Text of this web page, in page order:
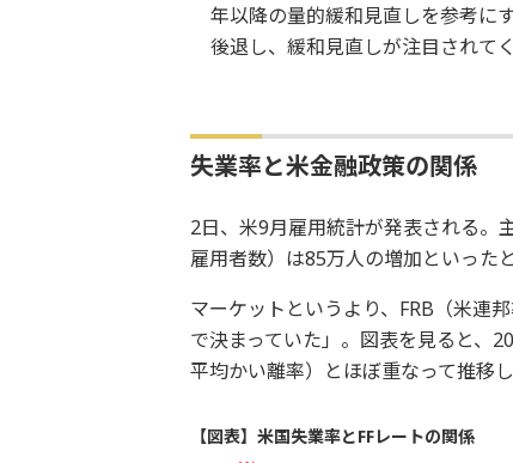
年以降の量的緩和見直しを参考に
後退し、緩和見直しが注目されて
失業率と米金融政策の関係
2日、米9月雇用統計が発表される。
雇用者数）は85万人の増加といった
マーケットというより、FRB（米連
で決まっていた」。図表を見ると、
平均かい離率）とほぼ重なって推移
【図表】米国失業率とFFレートの関係